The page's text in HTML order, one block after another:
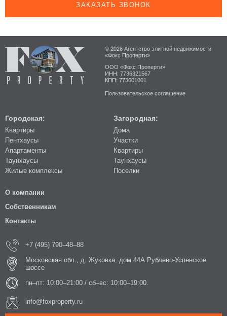
ЗАКАЗАТЬ ЗВОНОК
© 2026 Агентство элитной недвижимости
«Фокс Проперти»
ООО «Фокс Проперти»
ИНН: 7736321567
КПП: 773601001
Пользовательское соглашение
Городская:
Квартиры
Пентхаусы
Апартаменты
Таунхаусы
Жилые комплексы
Загородная:
Дома
Участки
Квартиры
Таунхаусы
Поселки
О компании
Собственникам
Контакты
+7 (495) 790–48–88
Московская обл., д. Жуковка, дом 44А Рублево-Успенское
шоссе
пн–пт: 10:00–21:00 / сб–вс: 10:00–19:00.
info@foxproperty.ru